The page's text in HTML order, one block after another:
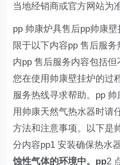
当地经销商或官方网站为
pp 帅康炉具售后pp帅康
限于以下内容pp 售后服
内pp 售后服务内容包括
您在使用帅康壁挂炉的过
服务热线寻求帮助。pp
用帅康天然气热水器时请
方法和注意事项。以下是
分内容pp1 安装确保热水
蚀性气体的环境中。pp2